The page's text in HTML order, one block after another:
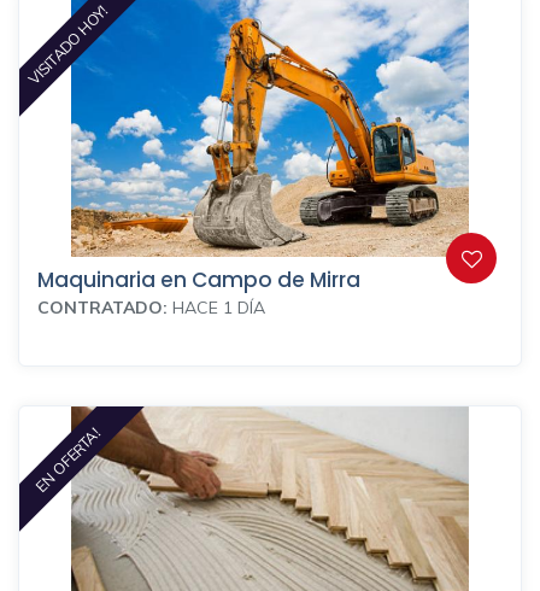
VISITADO HOY!
Maquinaria en Campo de Mirra
CONTRATADO: HACE 1 DÍA
EN OFERTA!